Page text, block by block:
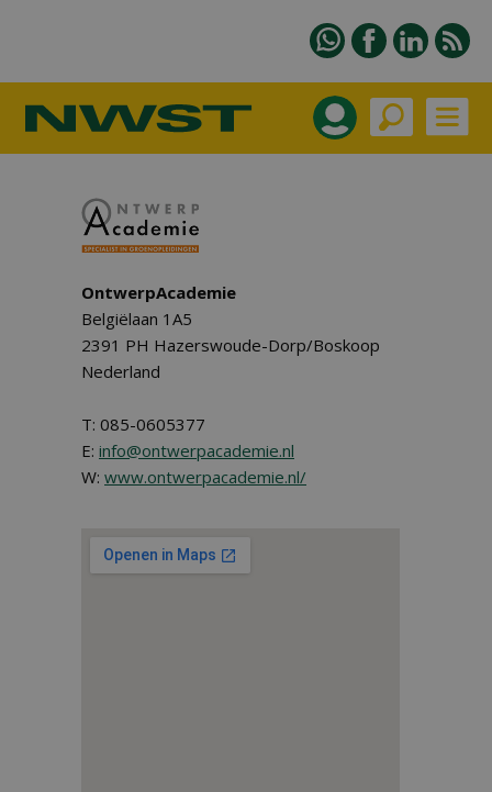
OntwerpAcademie
Belgiëlaan 1A5
2391 PH Hazerswoude-Dorp/Boskoop
Nederland
T: 085-0605377
E: info@ontwerpacademie.nl
W: www.ontwerpacademie.nl/